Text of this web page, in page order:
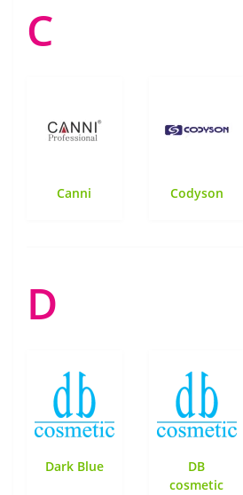
C
Canni Codyson
D
Dark Blue
DB
cosmetic